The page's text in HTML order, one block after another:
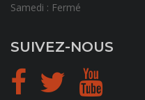
Samedi : Fermé
SUIVEZ-NOUS